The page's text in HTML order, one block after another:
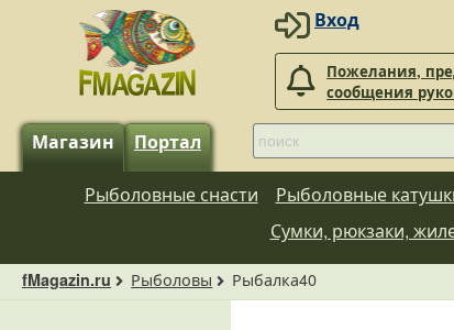
Вход
Пожелания,
сообщения
Магазин Портал
Рыболовные снасти Рыболовные
Сумки, рюкзаки,
fMagazin.ru Рыболовы Рыбалка40